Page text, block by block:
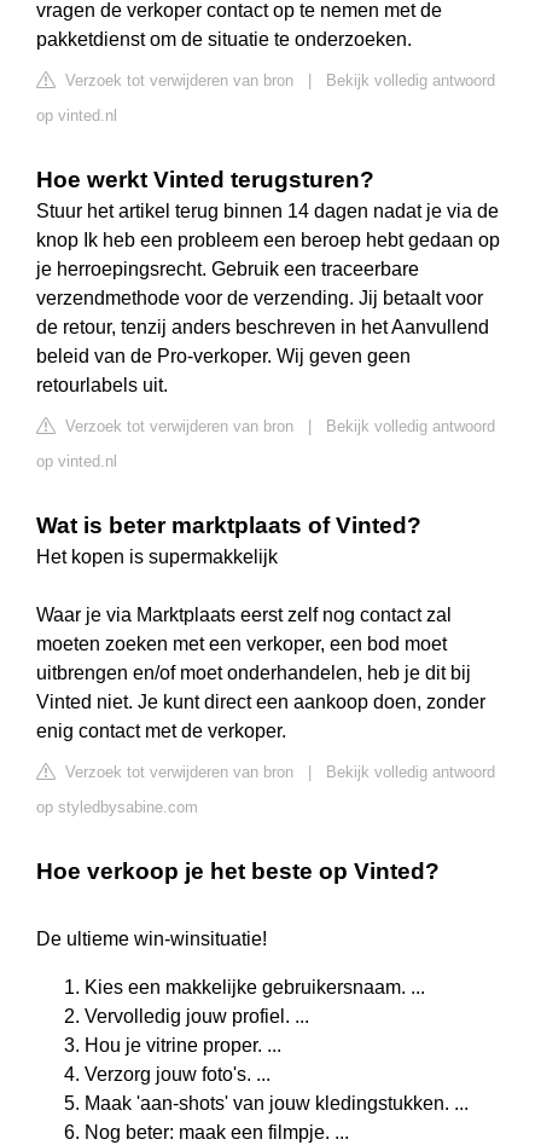
vragen de verkoper contact op te nemen met de
pakketdienst om de situatie te onderzoeken.
Verzoek tot verwijderen van bron
Bekijk volledig antwoord
op vinted.nl
Hoe werkt Vinted terugsturen?
Stuur het artikel terug binnen 14 dagen nadat je via de
knop Ik heb een probleem een beroep hebt gedaan op
je herroepingsrecht. Gebruik een traceerbare
verzendmethode voor de verzending. Jij betaalt voor
de retour, tenzij anders beschreven in het Aanvullend
beleid van de Pro-verkoper. Wij geven geen
retourlabels uit.
Verzoek tot verwijderen van bron
Bekijk volledig antwoord
op vinted.nl
Wat is beter marktplaats of Vinted?
Het kopen is supermakkelijk
Waar je via Marktplaats eerst zelf nog contact zal
moeten zoeken met een verkoper, een bod moet
uitbrengen en/of moet onderhandelen, heb je dit bij
Vinted niet. Je kunt direct een aankoop doen, zonder
enig contact met de verkoper.
Verzoek tot verwijderen van bron
Bekijk volledig antwoord
op styledbysabine.com
Hoe verkoop je het beste op Vinted?
De ultieme win-winsituatie!
Kies een makkelijke gebruikersnaam. ...
Vervolledig jouw profiel. ...
Hou je vitrine proper. ...
Verzorg jouw foto's. ...
Maak 'aan-shots' van jouw kledingstukken. ...
Nog beter: maak een filmpje. ...